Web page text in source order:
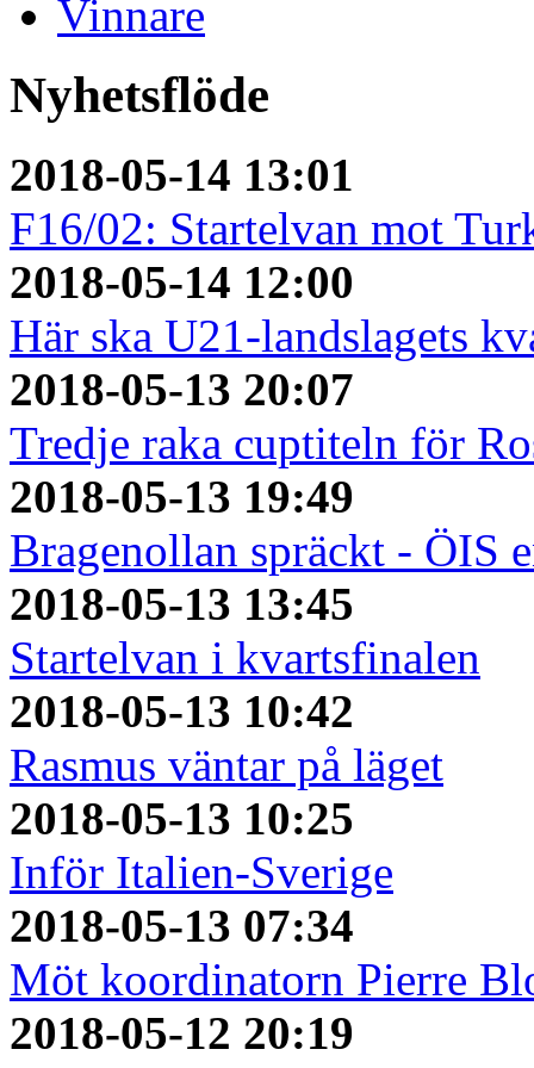
Vinnare
Nyhetsflöde
2018-05-14 13:01
F16/02: Startelvan mot
2018-05-14 12:00
Här ska U21-landslagets
2018-05-13 20:07
Tredje raka cuptiteln för
2018-05-13 19:49
Bragenollan spräckt - ÖIS
2018-05-13 13:45
Startelvan i kvartsfinalen
2018-05-13 10:42
Rasmus väntar på läget
2018-05-13 10:25
Inför Italien-Sverige
2018-05-13 07:34
Möt koordinatorn Pierre
2018-05-12 20:19